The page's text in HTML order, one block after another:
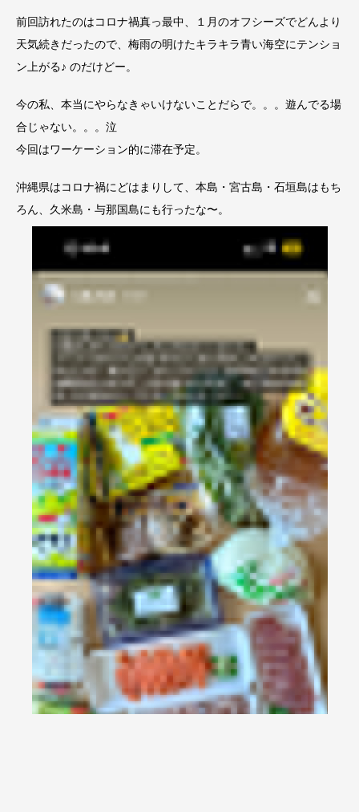
前回訪れたのはコロナ禍真っ最中、１月のオフシーズでどんより
天気続きだったので、梅雨の明けたキラキラ青い海空にテンショ
ン上がる♪ のだけどー。
今の私、本当にやらなきゃいけないことだらで。。。遊んでる場
合じゃない。。。泣
今回はワーケーション的に滞在予定。
沖縄県はコロナ禍にどはまりして、本島・宮古島・石垣島はもち
ろん、久米島・与那国島にも行ったな〜。